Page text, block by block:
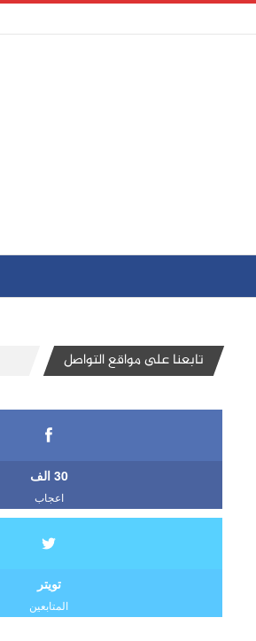
تابعنا على مواقع التواصل
30 الف
اعجاب
تويتر
المتابعين